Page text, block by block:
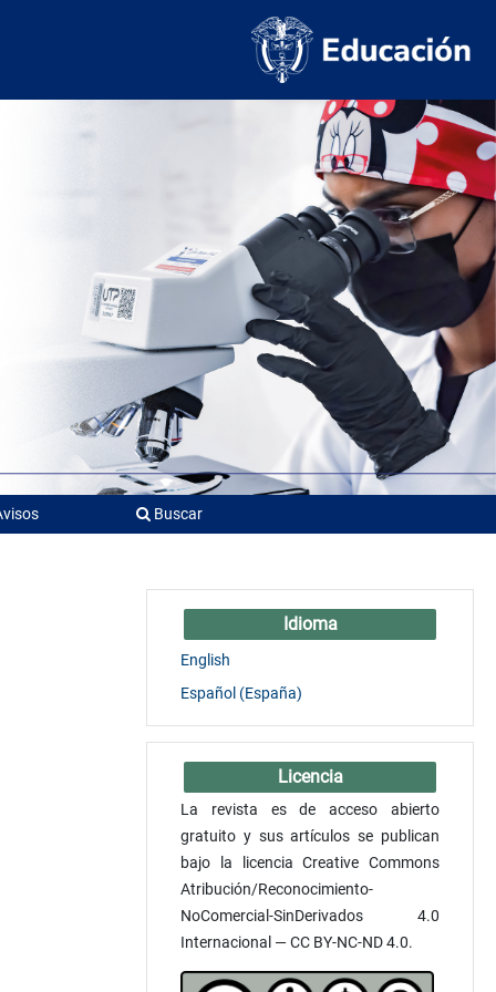
Buscar
Idioma
English
Español (España)
Licencia
La revista es de acceso abierto
gratuito y sus artículos se publican
bajo la licencia Creative Commons
Atribución/Reconocimiento-
NoComercial-SinDerivados 4.0
Internacional — CC BY-NC-ND 4.0.